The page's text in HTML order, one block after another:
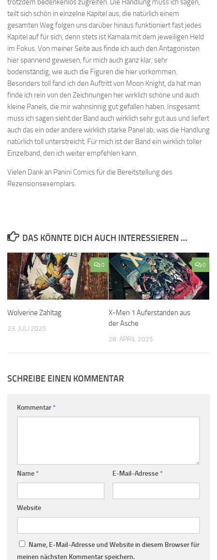
teilt sich schön in einzelne Kapitel aus, die natürlich einem
gesamten Weg folgen uns darüber hinaus funktioniert fast jedes
Kapitel auf für sich, denn stets ist Kamala mit dem jeweiligen Held
im Fokus. Von meiner Seite aus finde ich auch den Antagonisten
hier spannend gewesen, für mich auch ganz klar, sehr
bodenständig, wie auch die Figuren die hier vorkommen.
Besonders toll fand ich den Auftritt von Moon Knight, da hat man
finde ich rein von den Zeichnungen her wirklich schöne und auch
kleine Panels, die mir wahnsinnig gut gefallen haben. Insgesamt
muss ich sagen sieht der Band auch wirklich sehr gut aus und liefert
auch das ein oder andere wirklich starke Panel ab, was die Handlung
natürlich toll unterstreicht. Für mich ist der Band ein wirklich toller
Einzelband, den ich weiter empfehlen kann.
Vielen Dank an Panini Comics für die Bereitstellung des
Rezensionsexemplars.
DAS KÖNNTE DICH AUCH INTERESSIEREN …
0
Wolverine Zahltag
23. JULI 2025
0
X-Men 1 Auferstanden aus
der Asche
28. APRIL 2025
SCHREIBE EINEN KOMMENTAR
Kommentar*
Name* E-Mail-Adresse*
Website
Name, E-Mail-Adresse und Website in diesem Browser für
meinen nächsten Kommentar speichern.